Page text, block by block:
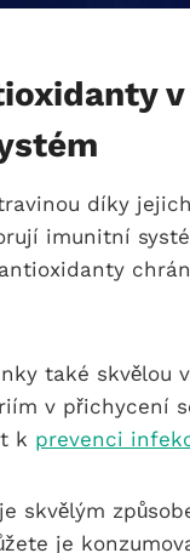
díky
imunitní
také skvělou
v přichycení
k prevenci
skvělým
je